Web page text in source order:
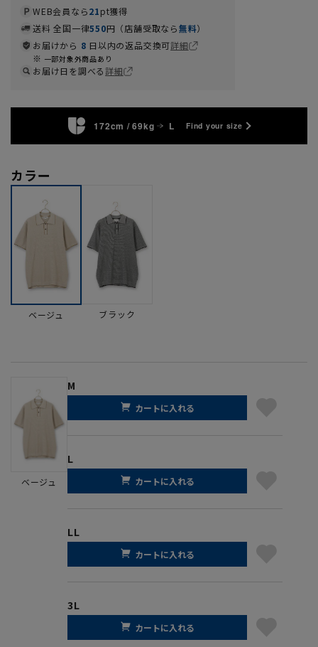
WEB会員なら21pt獲得
送料 全国一律550円（店舗受取なら無料）
お届けから 8 日以内の返品交換可詳細
一部対象外商品あり
お届け日を調べる詳細
172cm / 69kg L Find your size
カラー
ベージュ ブラック
ベージュ
M
カートに入れる
L
カートに入れる
LL
カートに入れる
3L
カートに入れる